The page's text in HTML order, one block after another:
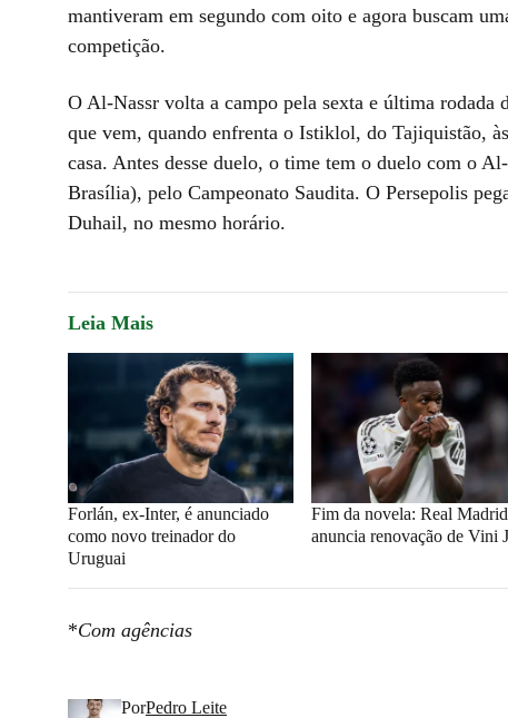
mantiveram em segundo com oito e agora buscam
competição.
O Al-Nassr volta a campo pela sexta e última rodada
que vem, quando enfrenta o Istiklol, do Tajiquistão,
casa. Antes desse duelo, o time tem o duelo com o
Brasília), pelo Campeonato Saudita. O Persepolis
Duhail, no mesmo horário.
Leia Mais
Forlán, ex-Inter, é anunciado
como novo treinador do
Uruguai
Fim da novela: Real Madrid
anuncia renovação de Vini
*Com agências
PorPedro Leite